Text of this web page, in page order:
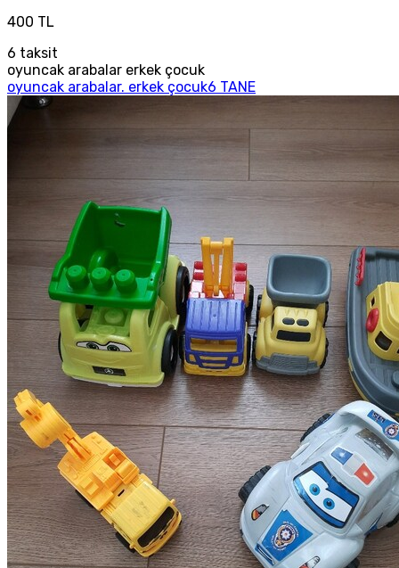
400 TL
6 taksit
oyuncak arabalar erkek çocuk
oyuncak arabalar. erkek çocuk6 TANE